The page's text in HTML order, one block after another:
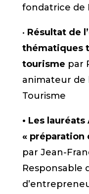
fondatrice de
• Résultat de
thématiques
tourisme par
animateur de
Tourisme
• Les
« préparation
par Jean-
Responsable